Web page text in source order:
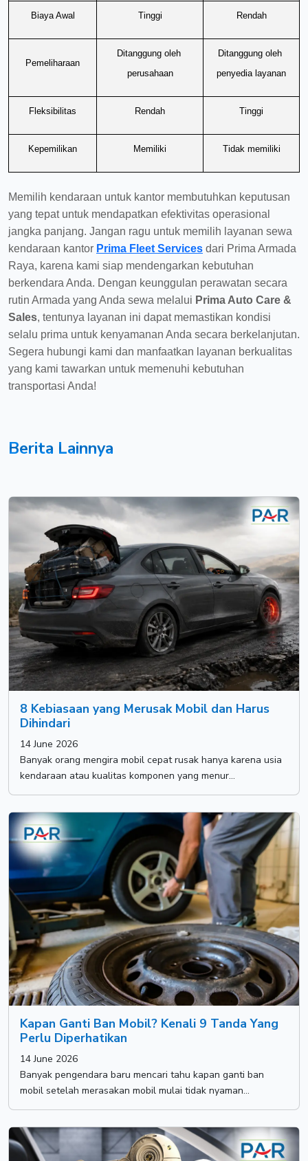
Biaya Awal Tinggi Rendah
Pemeliharaan
Ditanggung oleh
perusahaan
Ditanggung oleh
penyedia layanan
Fleksibilitas Rendah Tinggi
Kepemilikan Memiliki Tidak memiliki
Memilih kendaraan untuk kantor membutuhkan keputusan
yang tepat untuk mendapatkan efektivitas operasional
jangka panjang. Jangan ragu untuk memilih layanan sewa
kendaraan kantor Prima Fleet Services dari Prima Armada
Raya, karena kami siap mendengarkan kebutuhan
berkendara Anda. Dengan keunggulan perawatan secara
rutin Armada yang Anda sewa melalui Prima Auto Care &
Sales, tentunya layanan ini dapat memastikan kondisi
selalu prima untuk kenyamanan Anda secara berkelanjutan.
Segera hubungi kami dan manfaatkan layanan berkualitas
yang kami tawarkan untuk memenuhi kebutuhan
transportasi Anda!
Berita Lainnya
8 Kebiasaan yang Merusak Mobil dan Harus
Dihindari
14 June 2026
Banyak orang mengira mobil cepat rusak hanya karena usia
kendaraan atau kualitas komponen yang menur...
Kapan Ganti Ban Mobil? Kenali 9 Tanda Yang
Perlu Diperhatikan
14 June 2026
Banyak pengendara baru mencari tahu kapan ganti ban
mobil setelah merasakan mobil mulai tidak nyaman...